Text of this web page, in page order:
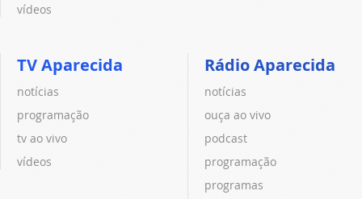
vídeos
TV Aparecida
notícias
programação
tv ao vivo
vídeos
Rádio Aparecida
notícias
ouça ao vivo
podcast
programação
programas